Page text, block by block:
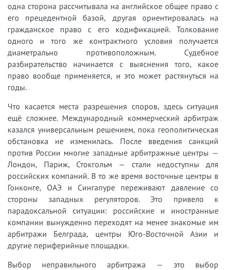
одна сторона рассчитывала на английское общее право с
его прецедентной базой, другая ориентировалась на
гражданское право с его кодификацией. Толкование
одного и того же контрактного условия получается
диаметрально противоположным. Судебное
разбирательство начинается с выяснения того, какое
право вообще применяется, и это может растянуться на
годы.
Что касается места разрешения споров, здесь ситуация
ещё сложнее. Международный коммерческий арбитраж
казался универсальным решением, пока геополитическая
обстановка не изменилась. После введения санкций
против России многие западные арбитражные центры —
Лондон, Париж, Стокгольм — стали недоступны для
российских компаний. В то же время восточные центры в
Гонконге, ОАЭ и Сингапуре переживают давление со
стороны западных регуляторов. Это привело к
парадоксальной ситуации: российские и иностранные
компании вынужденно переходят на менее знакомые им
арбитражи Белграда, центры Юго-Восточной Азии и
другие периферийные площадки.
Выбор неправильного арбитража — это выбор